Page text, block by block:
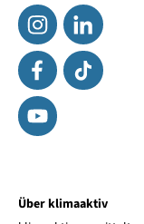
Über klimaaktiv